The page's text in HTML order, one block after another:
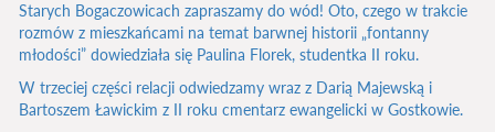
Starych Bogaczowicach zapraszamy do wód! Oto, czego w trakcie
rozmów z mieszkańcami na temat barwnej historii „fontanny
młodości” dowiedziała się Paulina Florek, studentka II roku.
W trzeciej części relacji odwiedzamy wraz z Darią Majewską i
Bartoszem Ławickim z II roku cmentarz ewangelicki w Gostkowie.